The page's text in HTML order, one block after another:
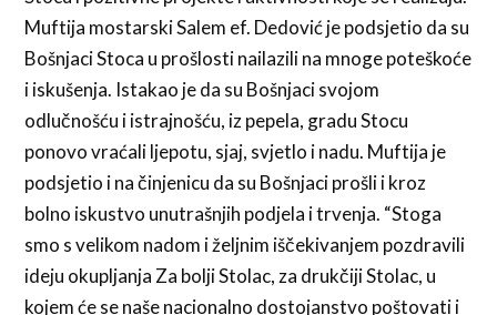
Muftija mostarski Salem ef. Dedović je podsjetio da su
Bošnjaci Stoca u prošlosti nailazili na mnoge poteškoće
i iskušenja. Istakao je da su Bošnjaci svojom
odlučnošću i istrajnošću, iz pepela, gradu Stocu
ponovo vraćali ljepotu, sjaj, svjetlo i nadu. Muftija je
podsjetio i na činjenicu da su Bošnjaci prošli i kroz
bolno iskustvo unutrašnjih podjela i trvenja. “Stoga
smo s velikom nadom i željnim iščekivanjem pozdravili
ideju okupljanja Za bolji Stolac, za drukčiji Stolac, u
kojem će se naše nacionalno dostojanstvo poštovati i